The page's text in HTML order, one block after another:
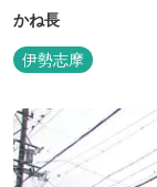
かね長
伊勢志摩